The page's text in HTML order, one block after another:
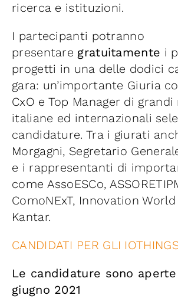
ricerca e istituzioni.
I partecipanti potranno
presentare gratuitamente i
progetti in una delle dodici
gara: un’importante Giuria
CxO e Top Manager di
italiane ed internazionali
candidature. Tra i giurati
Morgagni, Segretario
e i rappresentanti di
come AssoESCo,
ComoNExT, Innovation
Kantar.
CANDIDATI PER GLI
Le candidature sono
giugno 2021